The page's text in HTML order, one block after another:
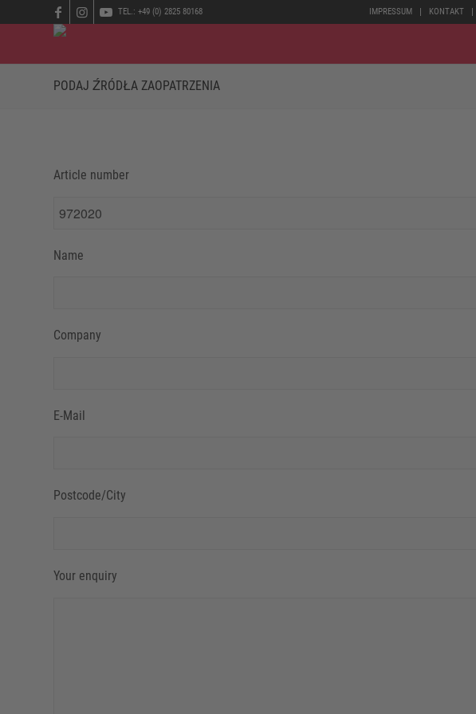
IMPRESSUM KONTAKT
TEL.: +49 (0) 2825 80168
PODAJ ŹRÓDŁA ZAOPATRZENIA
Article number
Name
Company
E-Mail
Postcode/City
Your enquiry